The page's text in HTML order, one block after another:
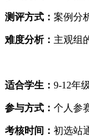
测评方式： 案例分
难度分析： 主观组
适合学生： 9-12年
参与方式： 个人参
考核时间： 初选站